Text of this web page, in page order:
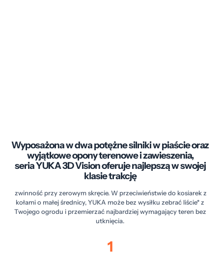
Wyposażona w dwa potężne silniki w piaście oraz
wyjątkowe opony terenowe i zawieszenia,
seriaYUKA 3D Vision oferuje najlepszą w swojej
klasie trakcję
zwinność przy zerowym skręcie. W przeciwieństwie do kosiarek z
kołami o małej średnicy, YUKA może bez wysiłku zebrać liście* z
Twojego ogrodu i przemierzać najbardziej wymagający teren bez
utknięcia.
1